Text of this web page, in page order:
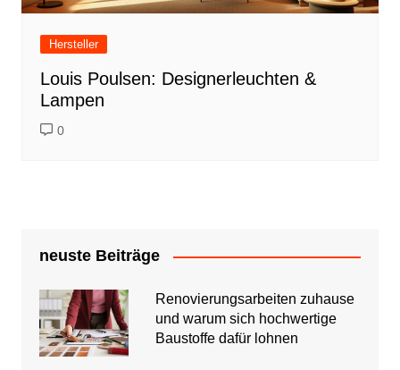
Hersteller
Louis Poulsen: Designerleuchten &
Lampen
0
neuste Beiträge
Renovierungsarbeiten zuhause
und warum sich hochwertige
Baustoffe dafür lohnen